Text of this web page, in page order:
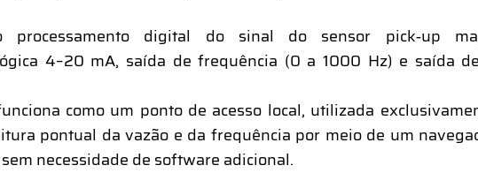
digital do sinal do sensor pick‑up
4–20 mA, saída de frequência (0 a 1000 Hz) e saída
como um ponto de acesso local, utilizada
pontual da vazão e da frequência por meio de um
necessidade de software adicional.